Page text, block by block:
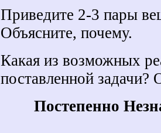
Приведите 2-3 пары
Объясните, почему.
Какая из возможных
поставленной задачи?
Постепенно